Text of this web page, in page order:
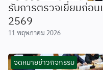
รับการตรวจเยี่ยมก่อ
2569
11 พฤษภาคม 2026
จดหมายข่าวกิจกรรม